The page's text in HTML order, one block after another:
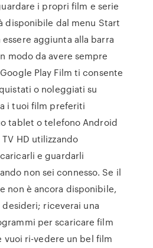
i propri film e serie
disponibile dal menu Start
aggiunta alla barra
modo da avere sempre
Play Film ti consente
o noleggiati su
i tuoi film preferiti
tablet o telefono Android
HD utilizzando
e guardarli
non sei connesso. Se il
non è ancora disponibile,
riceverai una
per scaricare film
vuoi ri-vedere un bel film